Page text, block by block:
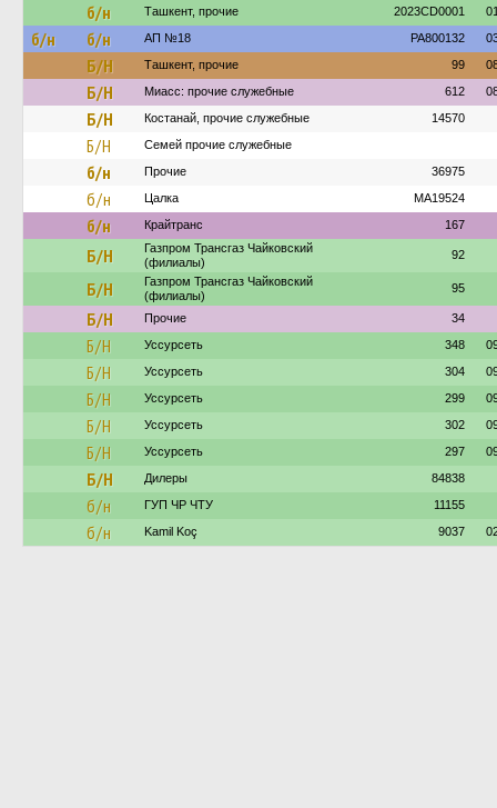
б/н Ташкент, прочие 2023CD0001
б/н б/н АП №18 PA800132
Б/Н Ташкент, прочие 99
Б/Н Миасс: прочие служебные 612
Б/Н Костанай, прочие служебные 14570
Б/Н Семей прочие служебные
б/н Прочие 36975
б/н Цалка MA19524
б/н Крайтранс 167
Б/Н
Газпром Трансгаз Чайковский
(филиалы)
92
Б/Н
Газпром Трансгаз Чайковский
(филиалы)
95
Б/Н Прочие 34
Б/Н Уссурсеть 348
Б/Н Уссурсеть 304
Б/Н Уссурсеть 299
Б/Н Уссурсеть 302
Б/Н Уссурсеть 297
Б/Н Дилеры 84838
б/н ГУП ЧР ЧТУ 11155
б/н Kamil Koç 9037